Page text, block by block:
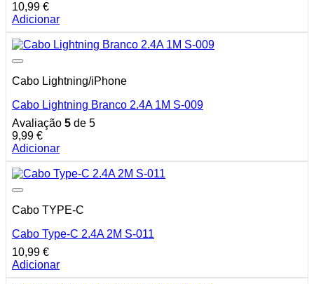
10,99 €
Adicionar
Cabo Lightning/iPhone
Cabo Lightning Branco 2.4A 1M S-009
Avaliação 5 de 5
9,99 €
Adicionar
Cabo TYPE-C
Cabo Type-C 2.4A 2M S-011
10,99 €
Adicionar